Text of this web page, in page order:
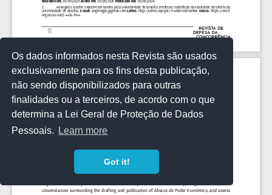
Os dados informados nesta Revista são usados
exclusivamente para os fins desta publicação,
não sendo disponibilizados para outras
finalidades ou a terceiros, de acordo com o que
determina a Lei Geral de Proteção de Dados
Pessoais.
Learn more
Got it!